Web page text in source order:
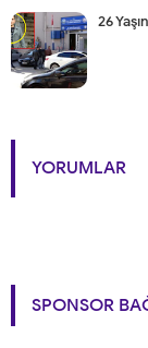
26
YORUMLAR
SPONSOR